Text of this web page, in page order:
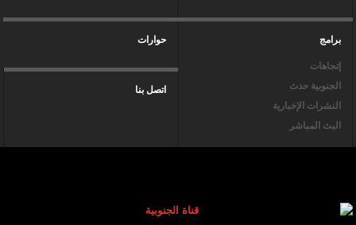
برامج
إتجاهات
الجنوبية حدث
النشرات الإخبارية
البث المباشر
حوارات
اتصل بنا